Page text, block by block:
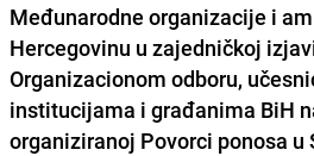
Međunarodne organizacije i
Hercegovinu u zajedničkoj
Organizacionom odboru,
institucijama i građanima BiH
organiziranoj Povorci ponosa u